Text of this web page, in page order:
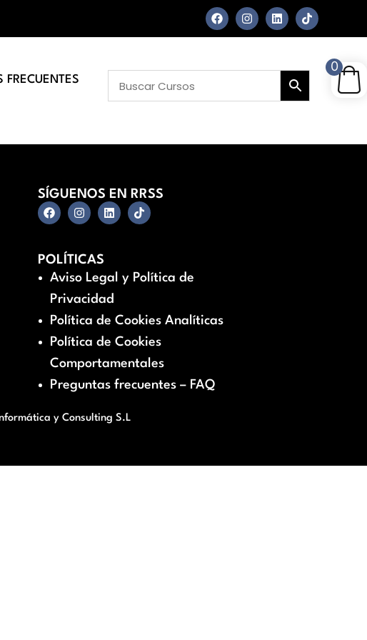
FRECUENTES
SÍGUENOS EN RRSS
POLÍTICAS
Aviso Legal y Política de
Privacidad
Política de Cookies Analíticas
Política de Cookies
Comportamentales
Preguntas frecuentes – FAQ
y Consulting S.L
0